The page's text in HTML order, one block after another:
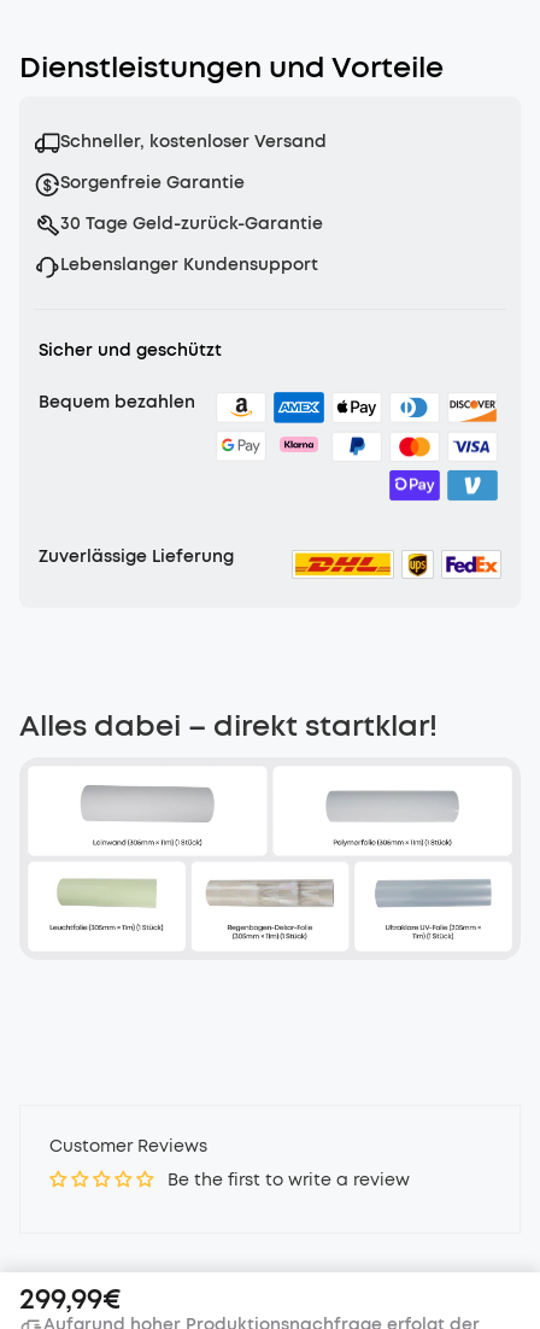
Dienstleistungen und Vorteile
Schneller, kostenloser Versand
Sorgenfreie Garantie
30 Tage Geld-zurück-Garantie
Lebenslanger Kundensupport
Sicher und geschützt
Bequem bezahlen
Zuverlässige Lieferung
299,99€
Alles dabei – direkt startklar!
Customer Reviews
Be the first to write a review